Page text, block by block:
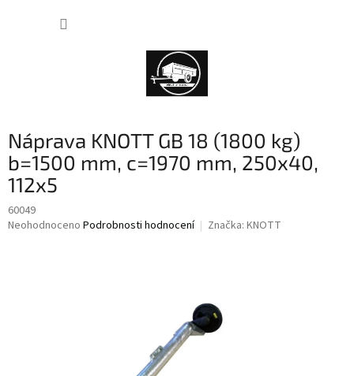
Náprava KNOTT GB 18 (1800 kg)
b=1500 mm, c=1970 mm, 250x40,
112x5
60049
Průměrné
Neohodnoceno Podrobnosti hodnocení Značka: KNOTT